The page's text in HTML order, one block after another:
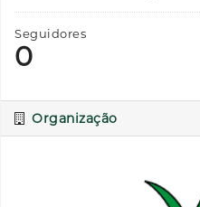
Seguidores
0
Organização